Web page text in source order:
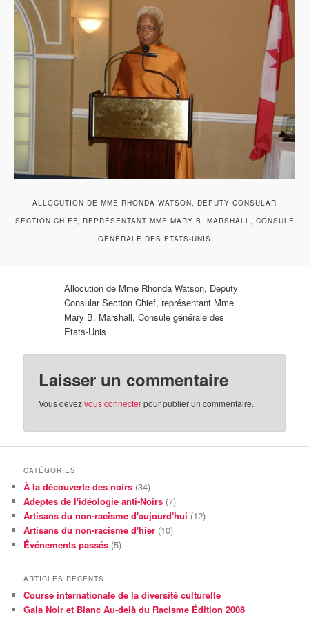
ALLOCUTION DE MME RHONDA WATSON, DEPUTY CONSULAR
SECTION CHIEF, REPRÉSENTANT MME MARY B. MARSHALL, CONSULE
GÉNÉRALE DES ETATS-UNIS
Allocution de Mme Rhonda Watson, Deputy
Consular Section Chief, représentant Mme
Mary B. Marshall, Consule générale des
Etats-Unis
Laisser un commentaire
Vous devezvous connecterpour publier un commentaire.
CATÉGORIES
À la découverte des noirs (34)
Adeptes de l'idéologie anti-Noirs (7)
Artisans du non-racisme d'aujourd'hui (12)
Artisans du non-racisme d'hier (10)
Événements passés (5)
ARTICLES RÉCENTS
Course internationale de la diversité culturelle
Gala Noir et Blanc Au-delà du Racisme Édition 2008